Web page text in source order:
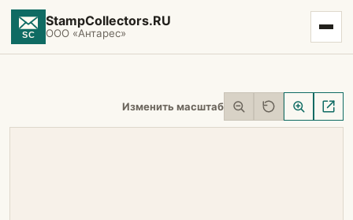
StampCollectors.RU
ООО «Антарес»
Изменить масштаб